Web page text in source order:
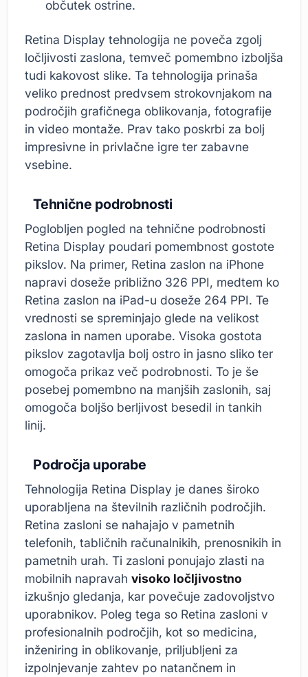
občutek ostrine.
Retina Display tehnologija ne poveča zgolj
ločljivosti zaslona, temveč pomembno izboljša
tudi kakovost slike. Ta tehnologija prinaša
veliko prednost predvsem strokovnjakom na
področjih grafičnega oblikovanja, fotografije
in video montaže. Prav tako poskrbi za bolj
impresivne in privlačne igre ter zabavne
vsebine.
Tehnične podrobnosti
Poglobljen pogled na tehnične podrobnosti
Retina Display poudari pomembnost gostote
pikslov. Na primer, Retina zaslon na iPhone
napravi doseže približno 326 PPI, medtem ko
Retina zaslon na iPad-u doseže 264 PPI. Te
vrednosti se spreminjajo glede na velikost
zaslona in namen uporabe. Visoka gostota
pikslov zagotavlja bolj ostro in jasno sliko ter
omogoča prikaz več podrobnosti. To je še
posebej pomembno na manjših zaslonih, saj
omogoča boljšo berljivost besedil in tankih
linij.
Področja uporabe
Tehnologija Retina Display je danes široko
uporabljena na številnih različnih področjih.
Retina zasloni se nahajajo v pametnih
telefonih, tabličnih računalnikih, prenosnikih in
pametnih urah. Ti zasloni ponujajo zlasti na
mobilnih napravah visoko ločljivostno
izkušnjo gledanja, kar povečuje zadovoljstvo
uporabnikov. Poleg tega so Retina zasloni v
profesionalnih področjih, kot so medicina,
inženiring in oblikovanje, priljubljeni za
izpolnjevanje zahtev po natančnem in